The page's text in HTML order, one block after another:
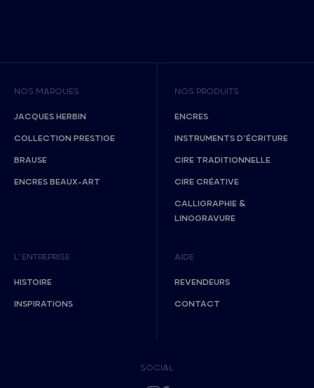
NOS MARQUES
JACQUES HERBIN
COLLECTION PRESTIGE
BRAUSE
ENCRES BEAUX-ART
NOS PRODUITS
ENCRES
INSTRUMENTS D’ÉCRITURE
CIRE TRADITIONNELLE
CIRE CRÉATIVE
CALLIGRAPHIE &
LINOGRAVURE
L’ENTREPRISE
HISTOIRE
INSPIRATIONS
AIDE
REVENDEURS
CONTACT
SOCIAL